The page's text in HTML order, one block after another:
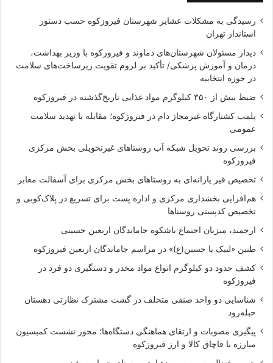
رسیدگی به مشکلات عشایر شهرستان فیروزکوه حسب دستور
استاندار تهران
دیدار مسئولان شهرستان‌های دماوند و فیروزکوه با وزیر بهداشت،
درمان و آموزش پزشکی/ تأکید بر لزوم تقویت زیرساخت‌های سلامت
در حوزه انتخابیه
ضبط بیش از ۳۵۰ کیلوگرم مواد غذایی تاریخ‌گذشته در فیروزکوه
پلمب کشتارگاه غیرمجاز دام در فیروزکوه؛ مقابله با تهدید سلامت
عمومی
بررسی روند تحویل شبکه آب روستاهای غیرتحویلی بخش مرکزی
فیروزکوه
تخصیص قیر یارانه‌ای به روستاهای بخش مرکزی برای آسفالت معابر
هم‌افزایی بخشداری مرکزی و اداره پست برای تسریع در پلاک‌کوبی و
تخصیص کدپستی روستاها
ارجمند، میزبان اجتماع باشکوه جاماندگان اربعین حسینی
طنین «لبیک یا حسین(ع)» در مراسم جاماندگان اربعین فیروزکوه
کشف حدود دو کیلوگرم انواع مواد مخدر و دستگیری دو فرد در
فیروزکوه
شناسایی دو واحد صنفی متخلف در گشت مشترک نظارتی دهستان
حبله‌رود
پیگیری مصوبات و ارتقای هماهنگی دستگاه‌ها؛ محور نشست کمیسیون
مبارزه با قاچاق کالا و ارز فیروزکوه